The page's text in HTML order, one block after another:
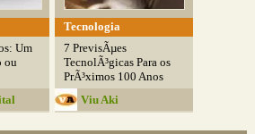
Um
ou
Tecnologia
7 PrevisÃµes
TecnolÃ³gicas Para os
PrÃ³ximos 100 Anos
Viu Aki